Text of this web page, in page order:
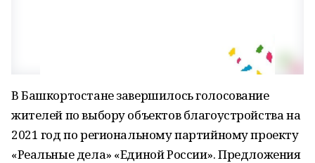
В Башкортостане завершилось голосование
жителей по выбору объектов благоустройства на
2021 год по региональному партийному проекту
«Реальные дела» «Единой России». Предложения